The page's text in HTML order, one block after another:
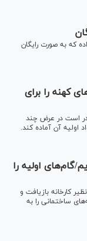
که به صورت رایگان
کهنه را برای
است در عرض چند
اولیه آن آماده کند.
گام‌های اولیه را
کارخانه بازیافت و
ساختمانی را به